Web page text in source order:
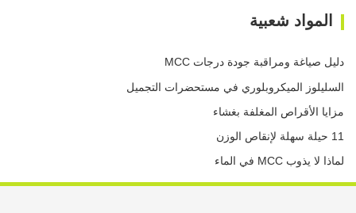
المواد شعبية
دليل صياغة ومراقبة جودة درجات MCC
السليلوز الميكروبلوري في مستحضرات التجميل
مزايا الأقراص المغلفة بغشاء
11 حيلة سهلة لإنقاص الوزن
لماذا لا يذوب MCC في الماء